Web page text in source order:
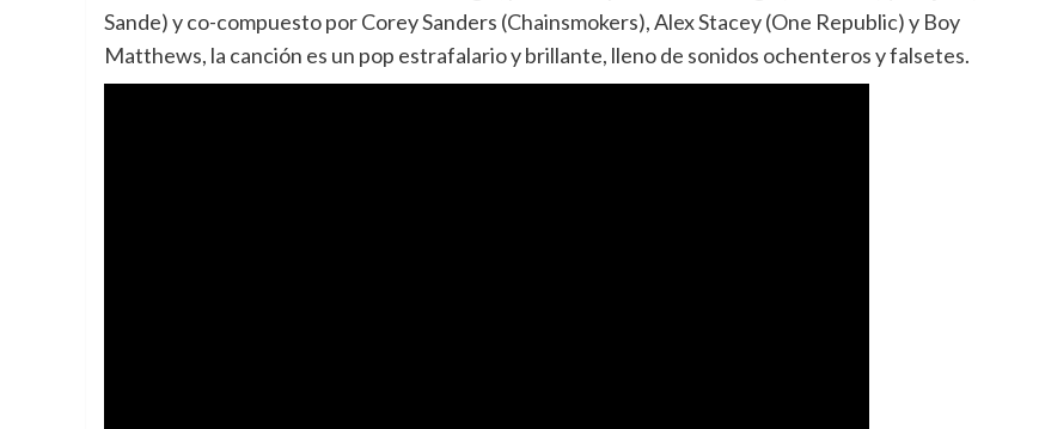
Sande) y co-compuesto por Corey Sanders (Chainsmokers), Alex Stacey (One Republic) y Boy
Matthews, la canción es un pop estrafalario y brillante, lleno de sonidos ochenteros y falsetes.